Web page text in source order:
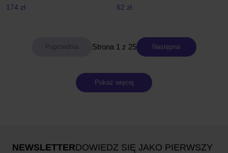
174 zł 62 zł
Strona 1 z 25 Następna
Pokaż więcej
NEWSLETTERDOWIEDZ SIĘ JAKO PIERWSZY